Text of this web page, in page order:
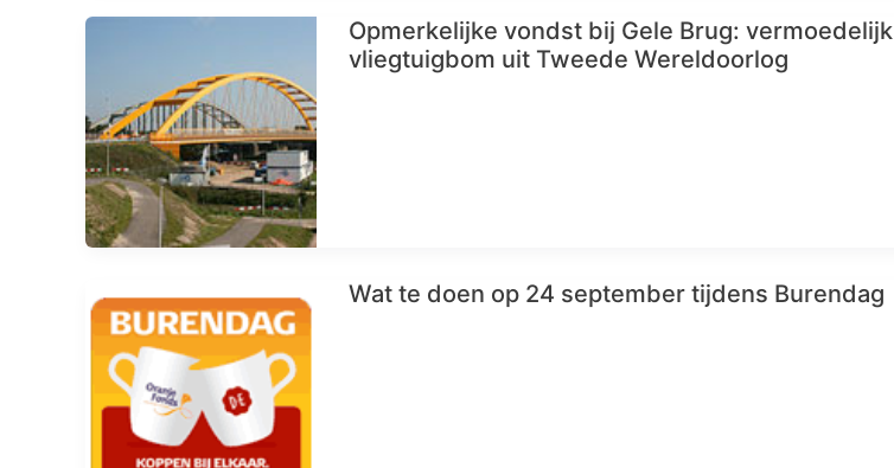
Opmerkelijke vondst bij Gele Brug: vermoedelijk
vliegtuigbom uit Tweede Wereldoorlog
Wat te doen op 24 september tijdens Burendag